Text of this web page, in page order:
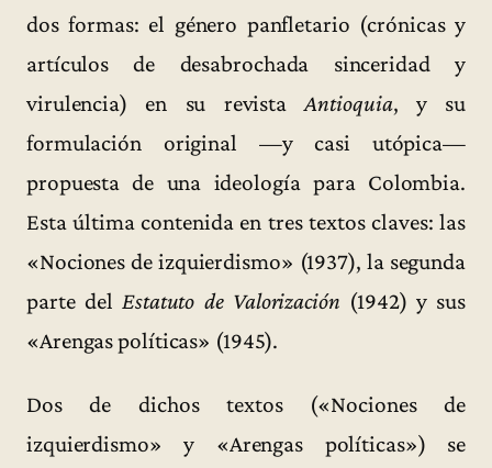
dos formas: el género panfletario (crónicas y
artículos de desabrochada sinceridad y
virulencia) en su revistaAntioquia, y su
formulación original —y casi utópica—
propuesta de una ideología para Colombia.
Esta última contenida en tres textos claves: las
«Nociones de izquierdismo» (1937), la segunda
parte delEstatuto de Valorización (1942) y sus
«Arengas políticas» (1945).
Dos de dichos textos («Nociones de
izquierdismo» y «Arengas políticas») se